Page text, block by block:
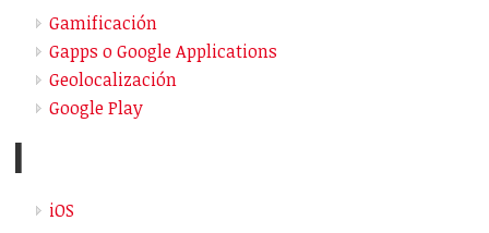
Gamificación
Gapps o Google Applications
Geolocalización
Google Play
I
iOS